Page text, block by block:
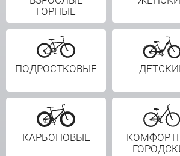
ГОРНЫЕ
ПОДРОСТКОВЫЕ
КАРБОНОВЫЕ